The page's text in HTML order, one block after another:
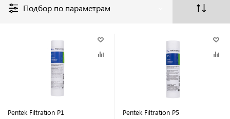
Подбор по параметрам
Pentek Filtration P1 Pentek Filtration P5